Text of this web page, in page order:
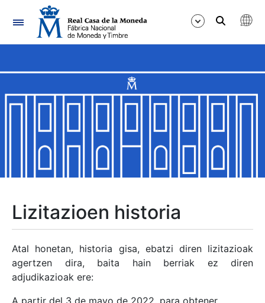
Nabigazioa
Erakutsi/Ezkutatu
Erakutsi/Ezkutatu
Erakutsi/Ezkutatu
Erakutsi/Ezkutatu
Lizitazioen historia
Atal honetan, historia gisa, ebatzi diren lizitazioak
agertzen dira, baita hain berriak ez diren
adjudikazioak ere:
A partir del 3 de mayo de 2022, para obtener